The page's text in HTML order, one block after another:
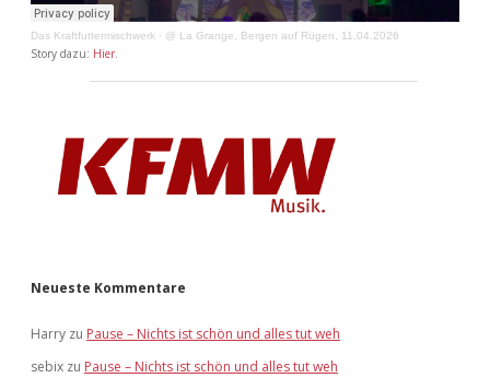
Das Kraftfuttermischwerk · @ La Grange, Bergen auf Rügen, 11.04.2026
Story dazu: Hier
Neueste Kommentare
Harry zu Pause – Nichts ist schön und alles tut weh
sebix zu Pause – Nichts ist schön und alles tut weh